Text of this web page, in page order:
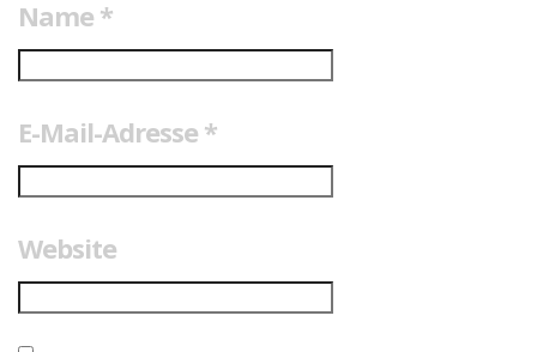
Name *
E-Mail-Adresse *
Website